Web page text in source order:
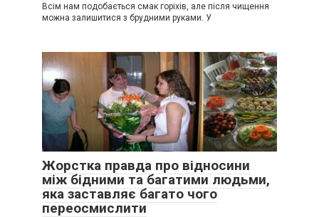
Всім нам подобається смак горіхів, але після чищення
можна залишитися з брудними руками. У
Жорстка правда про відносини
між бідними та багатими людьми,
яка заставляє багато чого
переосмислити